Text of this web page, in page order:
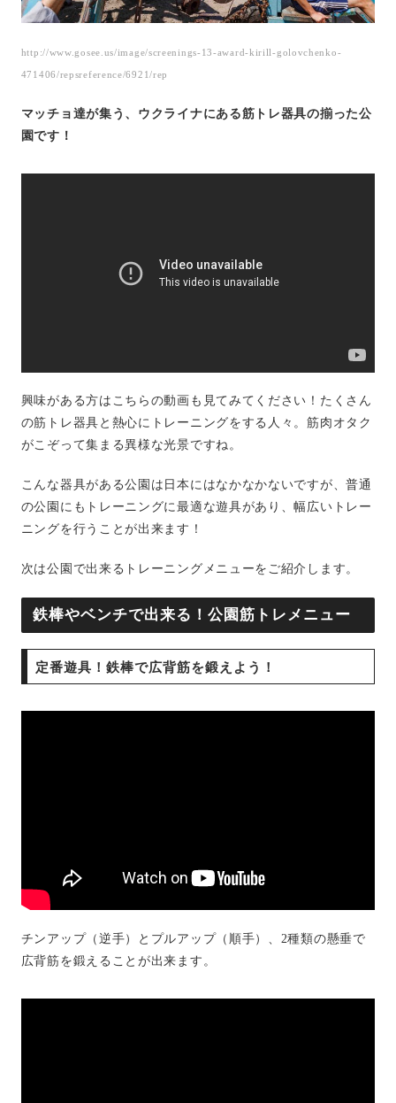
http://www.gosee.us/image/screenings-13-award-kirill-golovchenko-
471406/repsreference/6921/rep
マッチョ達が集う、ウクライナにある筋トレ器具の揃った公
園です！
興味がある方はこちらの動画も見てみてください！たくさん
の筋トレ器具と熱心にトレーニングをする人々。筋肉オタク
がこぞって集まる異様な光景ですね。
こんな器具がある公園は日本にはなかなかないですが、普通
の公園にもトレーニングに最適な遊具があり、幅広いトレー
ニングを行うことが出来ます！
次は公園で出来るトレーニングメニューをご紹介します。
鉄棒やベンチで出来る！公園筋トレメニュー
定番遊具！鉄棒で広背筋を鍛えよう！
チンアップ（逆手）とプルアップ（順手）、2種類の懸垂で
広背筋を鍛えることが出来ます。